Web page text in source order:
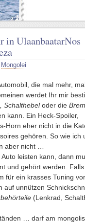
in UlaanbaatarNos
Mongolei
die mal mehr,
werdet Ihr mir
Schalthebeloder die
kann. Ein Heck-Spoiler,
Horn eher nicht in die
gehören. So wie ich
aber nicht …
leisten kann, dann
und gehört werden.
für ein krasses Tuning
auf unnützen
(Lenkrad,
… darf am